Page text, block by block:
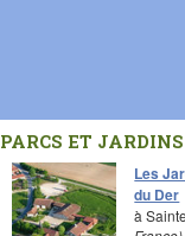
PARCS ET JARDINS
Les
du Der
à